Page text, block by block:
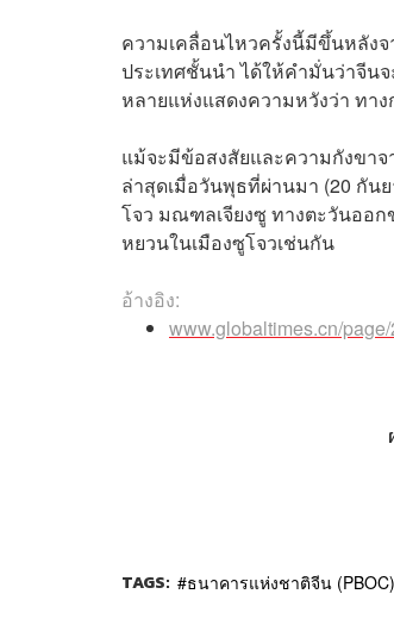
ความเคลื่อนไหวครั้งนี้มีขึ้นหลังจ
ประเทศชั้นนำ ได้ให้คำมั่นว่าจีน
หลายแห่งแสดงความหวังว่า ทา
แม้จะมีข้อสงสัยและความกังขา
ล่าสุดเมื่อวันพุธที่ผ่านมา (20 กัน
โจว มณฑลเจียงซู ทางตะวันออก
หยวนในเมืองซูโจวเช่นกัน
อ้างอิง:
www.globaltimes.cn/
TAGS: ธนาคารแห่งชาติจีน (PBOC)